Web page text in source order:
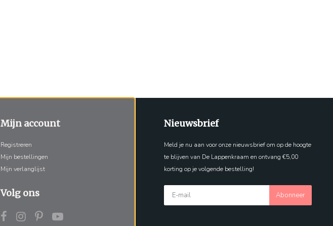
Mijn account
Registreren
Mijn bestellingen
Mijn verlanglijst
Volg ons
Nieuwsbrief
Meld je nu aan voor onze nieuwsbrief om op de hoogte
te blijven van De Lappenkraam en ontvang €5,00
korting op je volgende bestelling!
Abonneer